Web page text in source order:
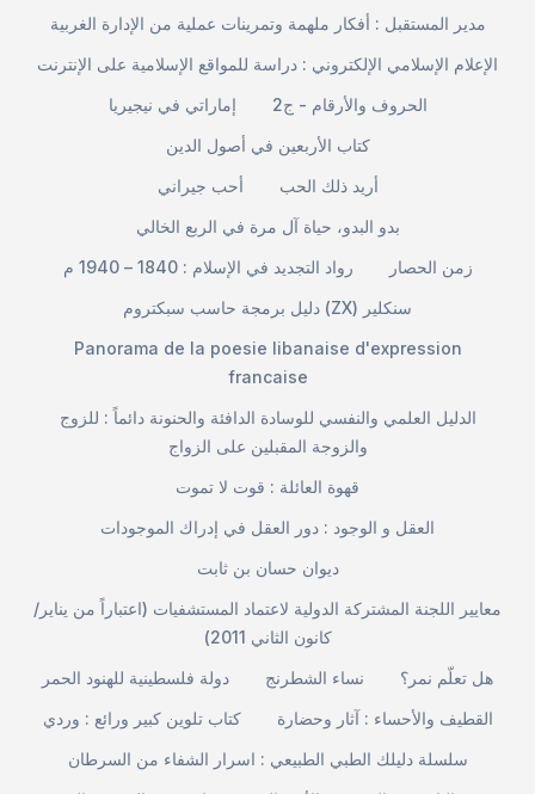
مدير المستقبل : أفكار ملهمة وتمرينات عملية من الإدارة الغربية
الإعلام الإسلامي الإلكتروني : دراسة للمواقع الإسلامية على الإنترنت
إماراتي في نيجيريا
الحروف والأرقام - ج2
كتاب الأربعين في أصول الدين
أحب جيراني
أريد ذلك الحب
بدو البدو، حياة آل مرة في الربع الخالي
رواد التجديد في الإسلام : 1840 – 1940 م
زمن الحصار
دليل برمجة حاسب سبكتروم (ZX) سنكلير
Panorama de la poesie libanaise d'expression
francaise
الدليل العلمي والنفسي للوسادة الدافئة والحنونة دائماً : للزوج
والزوجة المقبلين على الزواج
قهوة العائلة : قوت لا تموت
العقل و الوجود : دور العقل في إدراك الموجودات
ديوان حسان بن ثابت
معايير اللجنة المشتركة الدولية لاعتماد المستشفيات (اعتباراً من يناير/
كانون الثاني 2011)
دولة فلسطينية للهنود الحمر
نساء الشطرنج
هل تعلّم نمر؟
كتاب تلوين كبير ورائع : وردي
القطيف والأحساء : آثار وحضارة
سلسلة دليلك الطبي الطبيعي : اسرار الشفاء من السرطان